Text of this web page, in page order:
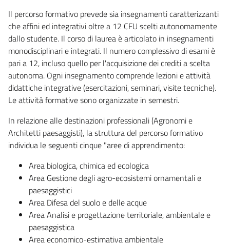
Il percorso formativo prevede sia insegnamenti caratterizzanti
che affini ed integrativi oltre a 12 CFU scelti autonomamente
dallo studente. Il corso di laurea è articolato in insegnamenti
monodisciplinari e integrati. Il numero complessivo di esami è
pari a 12, incluso quello per l'acquisizione dei crediti a scelta
autonoma. Ogni insegnamento comprende lezioni e attività
didattiche integrative (esercitazioni, seminari, visite tecniche).
Le attività formative sono organizzate in semestri.
In relazione alle destinazioni professionali (Agronomi e
Architetti paesaggisti), la struttura del percorso formativo
individua le seguenti cinque "aree di apprendimento:
Area biologica, chimica ed ecologica
Area Gestione degli agro-ecosistemi ornamentali e
paesaggistici
Area Difesa del suolo e delle acque
Area Analisi e progettazione territoriale, ambientale e
paesaggistica
Area economico-estimativa ambientale